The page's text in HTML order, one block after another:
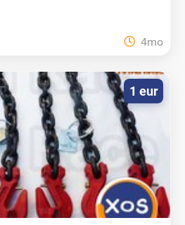
4mo
1 eur